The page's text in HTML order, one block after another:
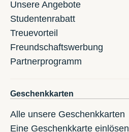
Unsere Angebote
Studentenrabatt
Treuevorteil
Freundschaftswerbung
Partnerprogramm
Geschenkkarten
Alle unsere Geschenkkarten
Eine Geschenkkarte einlösen